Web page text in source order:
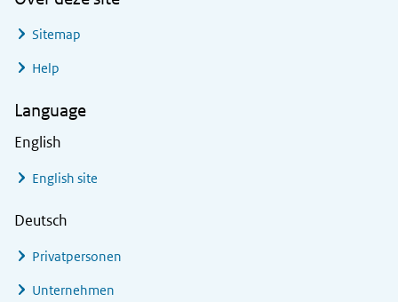
Sitemap
Help
Language
English
English site
Deutsch
Privatpersonen
Unternehmen